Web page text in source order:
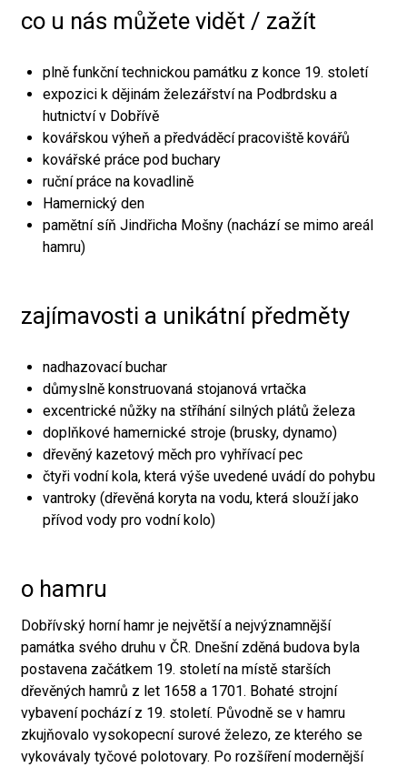
co u nás můžete vidět / zažít
plně funkční technickou památku z konce 19. století
expozici k dějinám železářství na Podbrdsku a
hutnictví v Dobřívě
kovářskou výheň a předváděcí pracoviště kovářů
kovářské práce pod buchary
ruční práce na kovadlině
Hamernický den
pamětní síň Jindřicha Mošny (nachází se mimo areál
hamru)
zajímavosti a unikátní předměty
nadhazovací buchar
důmyslně konstruovaná stojanová vrtačka
excentrické nůžky na stříhání silných plátů železa
doplňkové hamernické stroje (brusky, dynamo)
dřevěný kazetový měch pro vyhřívací pec
čtyři vodní kola, která výše uvedené uvádí do pohybu
vantroky (dřevěná koryta na vodu, která slouží jako
přívod vody pro vodní kolo)
o hamru
Dobřívský horní hamr je největší a nejvýznamnější
památka svého druhu v ČR. Dnešní zděná budova byla
postavena začátkem 19. století na místě starších
dřevěných hamrů z let 1658 a 1701. Bohaté strojní
vybavení pochází z 19. století. Původně se v hamru
zkujňovalo vysokopecní surové železo, ze kterého se
vykovávaly tyčové polotovary. Po rozšíření modernější